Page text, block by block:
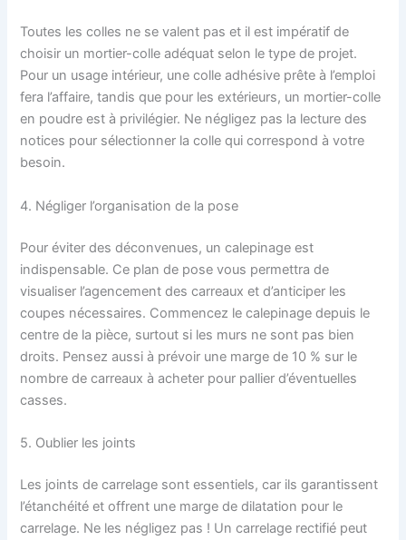
Toutes les colles ne se valent pas et il est impératif de
choisir un mortier-colle adéquat selon le type de projet.
Pour un usage intérieur, une colle adhésive prête à l’emploi
fera l’affaire, tandis que pour les extérieurs, un mortier-colle
en poudre est à privilégier. Ne négligez pas la lecture des
notices pour sélectionner la colle qui correspond à votre
besoin.
4. Négliger l’organisation de la pose
Pour éviter des déconvenues, un calepinage est
indispensable. Ce plan de pose vous permettra de
visualiser l’agencement des carreaux et d’anticiper les
coupes nécessaires. Commencez le calepinage depuis le
centre de la pièce, surtout si les murs ne sont pas bien
droits. Pensez aussi à prévoir une marge de 10 % sur le
nombre de carreaux à acheter pour pallier d’éventuelles
casses.
5. Oublier les joints
Les joints de carrelage sont essentiels, car ils garantissent
l’étanchéité et offrent une marge de dilatation pour le
carrelage. Ne les négligez pas ! Un carrelage rectifié peut